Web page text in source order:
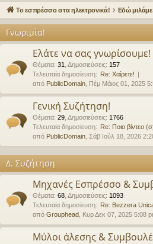
γο
ς
νδ
έσ
Συ
τή
σε
Το εσπρέσσο στα ηλεκτρονικά! Εδώ μιλάμε
Γνωριμία!
Ελάτε να σας γνωρίσουμε!
Θέματα: 31 Δημοσιεύσεις: 157
Τελευταία δημοσίευση: Re: Χαίρετε!
από PublicDomain , Πέμ Μάιος 01, 2025
Γενική Συζήτηση!
Θέματα: 29 Δημοσιεύσεις: 1766
Τελευταία δημοσίευση: Re: Ποιο βίντεο
από PublicDomain , Σάβ Ιούλ 18, 2026
Δ. Συζήτηση
Μηχανές Εσπρέσσο &
Θέματα: 68 Δημοσιεύσεις: 1093
Τελευταία δημοσίευση: Re: Bezzera
από Grouphead , Κυρ Δεκ 07, 2025 5:08
Μύλοι άλεσης &